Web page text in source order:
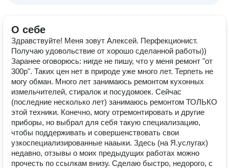
О себе
Здравствуйте! Меня зовут Алексей. Перфекционист.
Получаю удовольствие от хорошо сделанной работы))
Заранее оговорюсь: нигде не пишу, что у меня ремонт "от
300р". Таких цен нет в природе уже много лет. Терпеть не
могу обман. Много лет занимаюсь ремонтом кухонных
измельчителей, стиралок и посудомоек. Сейчас
(последние несколько лет) занимаюсь ремонтом ТОЛЬКО
этой техники. Конечно, могу отремонтировать и другие
приборы, но выбрал для себя такую специализацию,
чтобы поддерживать и совершенствовать свои
узкоспециализированные нааыки. Здесь (на Я.услугах)
недавно, отзывы о моих предыдущих работах можно
прочесть по ссылкам внизу. Сделаю быстро, недорого, с